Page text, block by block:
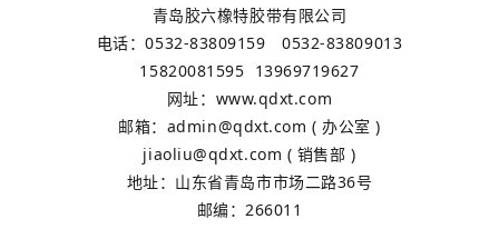
青岛胶六橡特胶带有限公司
电话：0532-83809159 0532-83809013
15820081595 13969719627
网址：www.qdxt.com
邮箱：admin@qdxt.com ( 办公室 )
jiaoliu@qdxt.com ( 销售部 )
地址：山东省青岛市市场二路36号
邮编：266011